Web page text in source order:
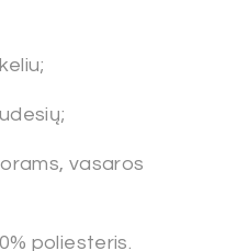
vasaros
poliesteris.